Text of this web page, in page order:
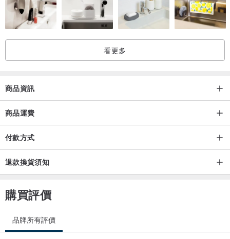
● 安全貼合手機，輕身而不笨重
● 光澤／霧光表面選擇
● 印花透過立體高溫氣化印製於手機殼材質裡
● 印花不會因時間而脫色，非常耐看
● 滿足同時需要時尚美感和額外保護的用家
● 🇭🇰香港自家工作室設計及印製發貨
◎支援型號
● Samsung Galaxy
● 手機殼的製作時間為 3-5個工作天（不包括假期）寄出
看更多
商品資訊
商品運費
付款方式
退款換貨須知
購買評價
品牌所有評價